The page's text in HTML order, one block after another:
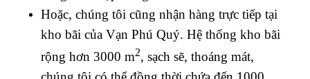
Hoặc, chúng tôi cũng nhận hàng trực tiếp tại
kho bãi của Vạn Phú Quý. Hệ thống kho bãi
rộng hơn 3000 m2, sạch sẽ, thoáng mát,